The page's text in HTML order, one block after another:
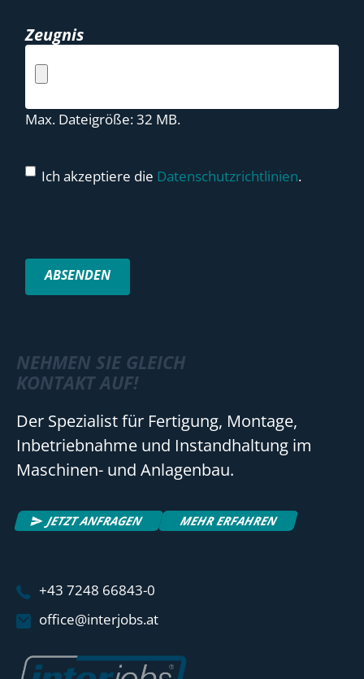
Zeugnis
Max. Dateigröße: 32 MB.
Ich akzeptiere die Datenschutzrichtlinien.
NEHMEN SIE GLEICH
KONTAKT AUF!
Der Spezialist für Fertigung, Montage,
Inbetriebnahme und Instandhaltung im
Maschinen- und Anlagenbau.
JETZT ANFRAGEN MEHR ERFAHREN
+43 7248 66843-0
office@interjobs.at